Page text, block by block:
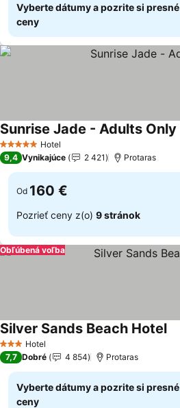
Vyberte dátumy a pozrite si presné
ceny
5 Počet hviezdičiek
Hotel
Sunrise Jade - Adults Only
9,4 Vynikajúce 2 421 Protaras
Od 160 €
Pozrieť ceny z(o) 9 stránok
Obľúbená voľba
3 Počet hviezdičiek
Hotel
Silver Sands Beach Hotel
7,7 Dobré 4 854 Protaras
Vyberte dátumy a pozrite si presné
ceny